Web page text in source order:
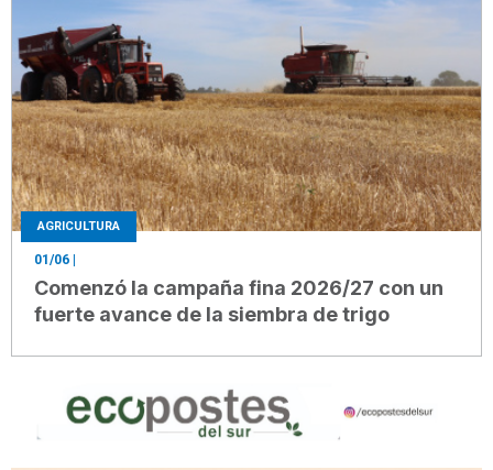
AGRICULTURA
01/06
Comenzó la campaña fina 2026/27 con un
fuerte avance de la siembra de trigo